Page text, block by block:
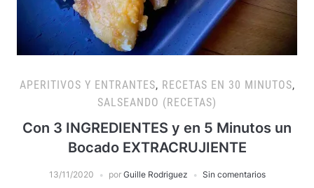
APERITIVOS Y ENTRANTES, RECETAS EN 30 MINUTOS,
SALSEANDO (RECETAS)
Con 3 INGREDIENTES y en 5 Minutos un
Bocado EXTRACRUJIENTE
13/11/2020 por Guille Rodriguez Sin comentarios